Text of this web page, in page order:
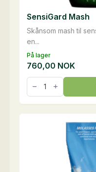
På lager
Skånsom mash til
en...
SensiGard Mash
760,00 NOK
SensiGard
Mash
antall